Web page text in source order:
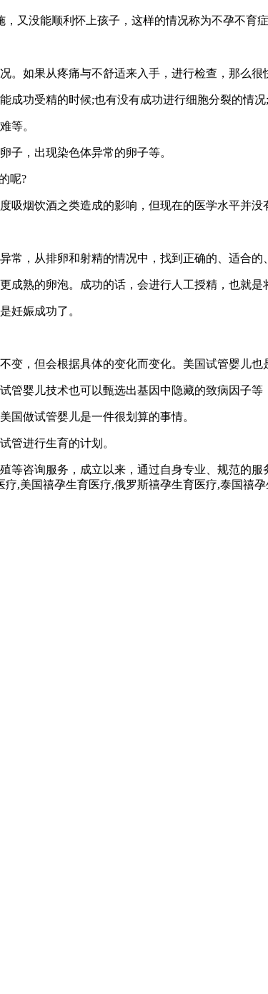
又没能顺利怀上孩子，这样的情况称为不孕不育症
如果从疼痛与不舒适来入手，进行检查，那么很
功受精的时候;也有没有成功进行细胞分裂的情况
等。
子，出现染色体异常的卵子等。
呢?
烟饮酒之类造成的影响，但现在的医学水平并没
，从排卵和射精的情况中，找到正确的、适合的
熟的卵泡。成功的话，会进行人工授精，也就是
妊娠成功了。
，但会根据具体的变化而变化。美国试管婴儿也
婴儿技术也可以甄选出基因中隐藏的致病因子等
国做试管婴儿是一件很划算的事情。
管进行生育的计划。
等咨询服务，成立以来，通过自身专业、规范的
疗,美国禧孕生育医疗,俄罗斯禧孕生育医疗,泰国禧